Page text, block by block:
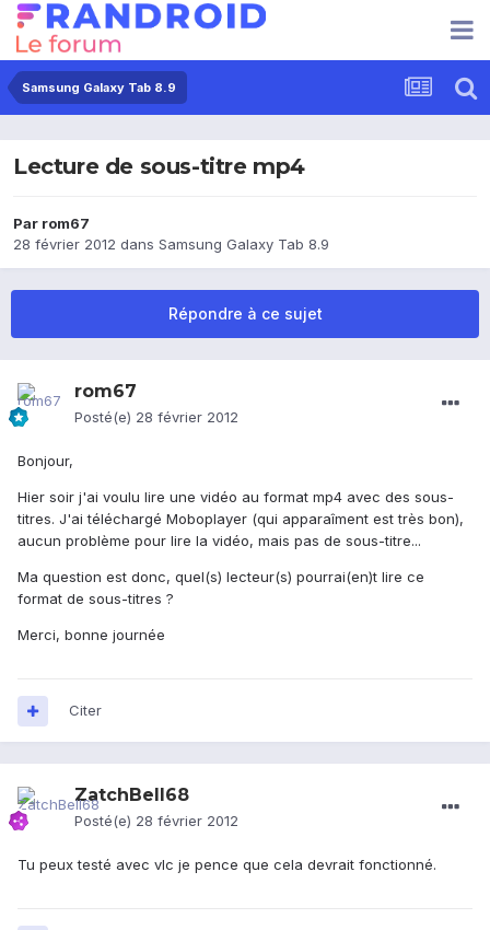
Samsung Galaxy Tab 8.9
Lecture de sous-titre mp4
Par rom67
28 février 2012 dans Samsung Galaxy Tab 8.9
Répondre à ce sujet
rom67
Posté(e) 28 février 2012
Bonjour,
Hier soir j'ai voulu lire une vidéo au format mp4 avec des sous-
titres. J'ai téléchargé Moboplayer (qui apparaîment est très bon),
aucun problème pour lire la vidéo, mais pas de sous-titre...
Ma question est donc, quel(s) lecteur(s) pourrai(en)t lire ce
format de sous-titres ?
Merci, bonne journée
Citer
ZatchBell68
Posté(e) 28 février 2012
Tu peux testé avec vlc je pence que cela devrait fonctionné.